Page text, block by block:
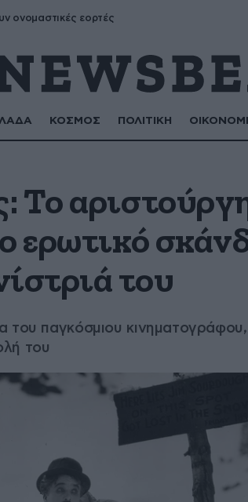
ονομαστικές εορτές
ΚΟΣΜΟΣ ΠΟΛΙΤΙΚΗ
Το
ερωτικό
του
παγκόσμιου κινηματογράφου,
του